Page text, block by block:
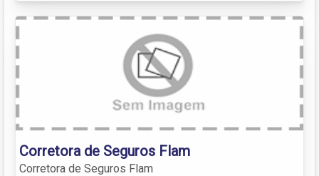
Corretora de Seguros Flam
Corretora de Seguros Flam